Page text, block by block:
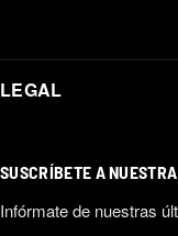
LEGAL
SUSCRÍBETE A
Infórmate de nuestras